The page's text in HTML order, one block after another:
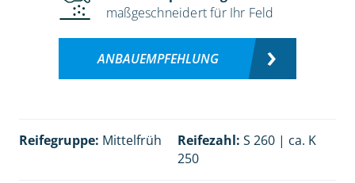
maßgeschneidert für Ihr Feld
ANBAUEMPFEHLUNG
Reifegruppe: Mittelfrüh Reifezahl: S 260 | ca. K
250